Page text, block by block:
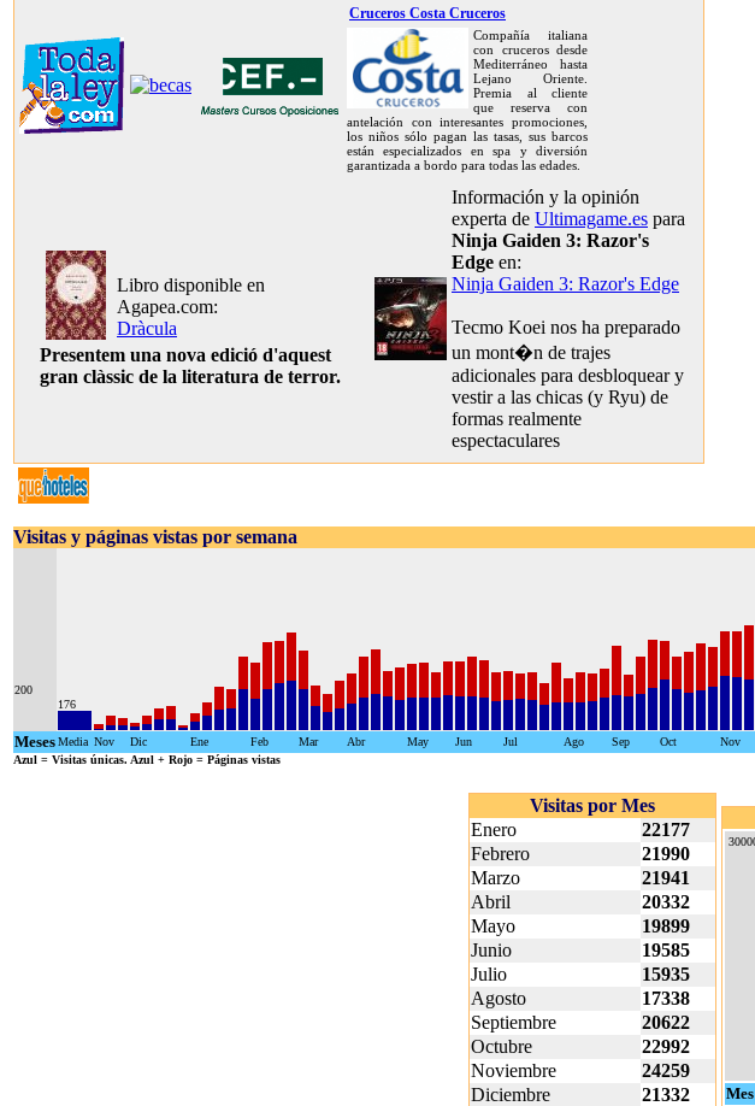
Cruceros Costa Cruceros
Compañía italiana
con cruceros desde
Mediterráneo hasta
Lejano Oriente.
Premia al cliente
que reserva con
antelación con interesantes promociones,
los niños sólo pagan las tasas, sus barcos
están especializados en spa y diversión
garantizada a bordo para todas las edades.
Libro disponible en
Agapea.com:
Dràcula
Presentem una nova edició d'aquest
gran clàssic de la literatura de terror.
Información y la opinión
experta de Ultimagame.es para
Ninja Gaiden 3: Razor's
Edge en:
Ninja Gaiden 3: Razor's Edge
Tecmo Koei nos ha preparado
un mont�n de trajes
adicionales para desbloquear y
vestir a las chicas (y Ryu) de
formas realmente
espectaculares
Visitas y páginas vistas por semana
200
176
MesesMedia Nov Dic Ene Feb Mar Abr May Jun Jul Ago Sep Oct Nov
Azul = Visitas únicas. Azul + Rojo = Páginas vistas
Visitas por Mes
Enero
22177
Febrero
21990
Marzo
21941
Abril
20332
Mayo
19899
Junio
19585
Julio
15935
Agosto
17338
Septiembre
20622
Octubre
22992
Noviembre
24259
Diciembre
21332 Mes